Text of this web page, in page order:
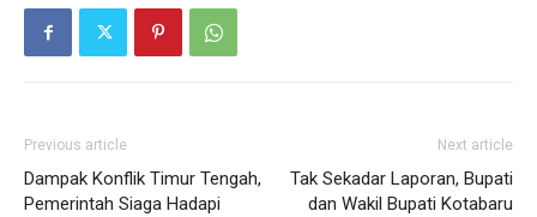
Previous article
Dampak Konflik Timur Tengah,
Pemerintah Siaga Hadapi
Next article
Tak Sekadar Laporan, Bupati
dan Wakil Bupati Kotabaru